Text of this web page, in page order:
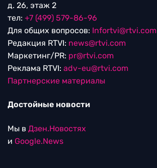
д. 26, этаж 2
тел: +7 (499) 579-86-96
Для общих вопросов: Infortvi@rtvi.com
Редакция RTVI: news@rtvi.com
Маркетинг/PR: pr@rtvi.com
Реклама RTVI: adv-eu@rtvi.com
Партнерские материалы
Достойные новости
Мы в Дзен.Новостях
и Google.News